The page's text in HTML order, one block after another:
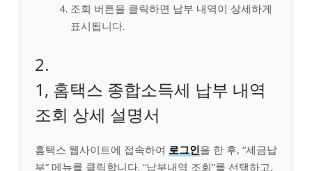
조회 버튼을 클릭하면 납부 내역이 상세하게
표시됩니다.
2.
1, 홈택스 종합소득세 납부 내역
조회 상세 설명서
홈택스 웹사이트에 접속하여 로그인을 한 후, “세금납
부” 메뉴를 클릭합니다. “납부내역 조회”를 선택하고,